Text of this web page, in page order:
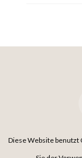
PRESSE
Diese Website benutzt